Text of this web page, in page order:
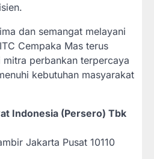
dan semangat melayani
Cempaka Mas terus
perbankan terpercaya
kebutuhan masyarakat
Indonesia (Persero) Tbk
Jakarta Pusat 10110